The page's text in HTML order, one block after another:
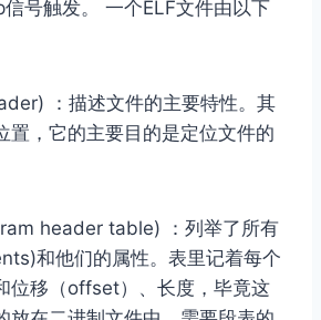
号触发。 ⼀个ELF⽂件由以下
：描述⽂件的主要特性。其
置，它的主要⽬的是定位⽂件的
header table) ：列举了所有
和他们的属性。表⾥记着每个
位移（offset）、⻓度，毕竟这